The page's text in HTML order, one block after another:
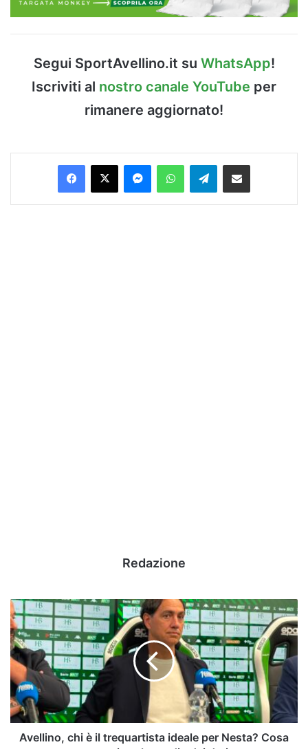
Segui SportAvellino.it su WhatsApp!
Iscriviti al nostro canale YouTube per
rimanere aggiornato!
Facebook
X MessengerWhatsAppTelegramCondividi via Email
Redazione
Avellino,
chi
è
il
trequartista
ideale
per
Nesta?
Cosa
suggerisce
Avellino, chi è il trequartista ideale per Nesta? Cosa